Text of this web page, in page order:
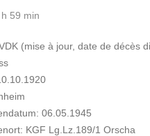
59 min
(mise à jour, date de décès
06.05.1945
KGF Lg.Lz.189/1 Orscha